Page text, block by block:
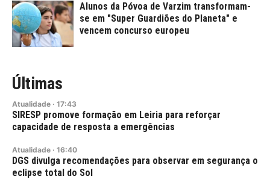
Alunos da Póvoa de Varzim transformam-
se em "Super Guardiões do Planeta" e
vencem concurso europeu
Últimas
Atualidade · 17:43
SIRESP promove formação em Leiria para reforçar
capacidade de resposta a emergências
Atualidade · 16:40
DGS divulga recomendações para observar em segurança o
eclipse total do Sol